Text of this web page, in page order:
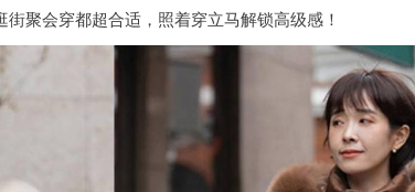
聚会穿都超合适，照着穿立马解锁高级感！